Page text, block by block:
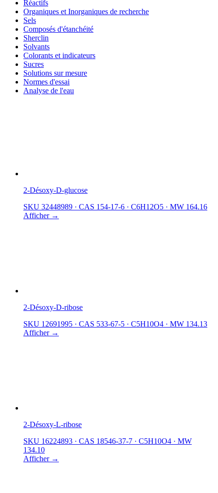
Réactifs
Organiques et Inorganiques de recherche
Sels
Composés d'étanchéité
Sherclin
Solvants
Colorants et indicateurs
Sucres
Solutions sur mesure
Normes d'essai
Analyse de l'eau
2-Désoxy-D-glucose
SKU 32448989 · CAS 154-17-6 · C6H12O5 · MW 164.16
Afficher →
2-Désoxy-D-ribose
SKU 12691995 · CAS 533-67-5 · C5H10O4 · MW 134.13
Afficher →
2-Désoxy-L-ribose
SKU 16224893 · CAS 18546-37-7 · C5H10O4 · MW
134.10
Afficher →